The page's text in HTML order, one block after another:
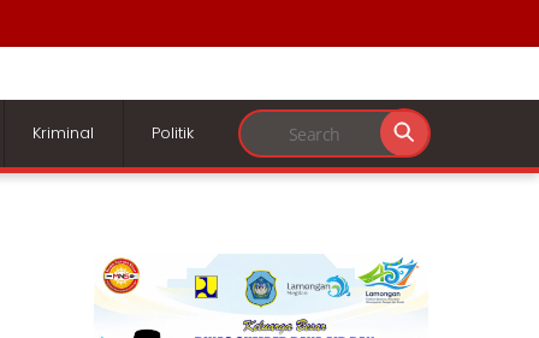
Kriminal Politik